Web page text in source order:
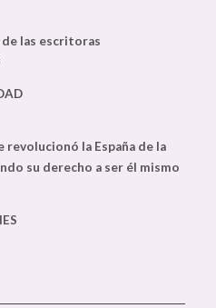
las escritoras
revolucionó la España de la
su derecho a ser él mismo